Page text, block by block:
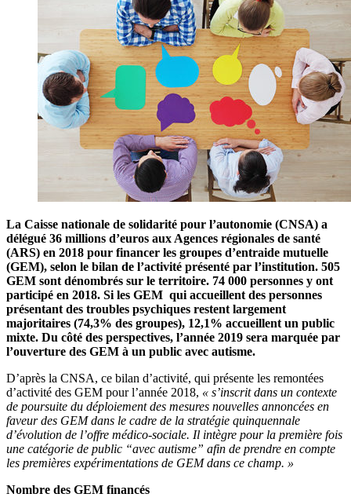
La Caisse nationale de solidarité pour l’autonomie (CNSA) a
délégué 36 millions d’euros aux Agences régionales de santé
(ARS) en 2018 pour financer les groupes d’entraide mutuelle
(GEM), selon le bilan de l’activité présenté par l’institution. 505
GEM sont dénombrés sur le territoire. 74 000 personnes y ont
participé en 2018. Si les GEM qui accueillent des personnes
présentant des troubles psychiques restent largement
majoritaires (74,3% des groupes), 12,1% accueillent un public
mixte. Du côté des perspectives, l’année 2019 sera marquée par
l’ouverture des GEM à un public avec autisme.
D’après la CNSA, ce bilan d’activité, qui présente les remontées
d’activité des GEM pour l’année 2018, « s’inscrit dans un contexte
de poursuite du déploiement des mesures nouvelles annoncées en
faveur des GEM dans le cadre de la stratégie quinquennale
d’évolution de l’offre médico-sociale. Il intègre pour la première fois
une catégorie de public “avec autisme” afin de prendre en compte
les premières expérimentations de GEM dans ce champ. »
Nombre des GEM financés